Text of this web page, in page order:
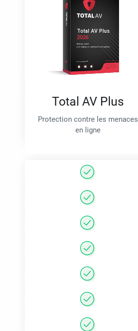
Total AV Plus
Protection contre les menaces
en ligne